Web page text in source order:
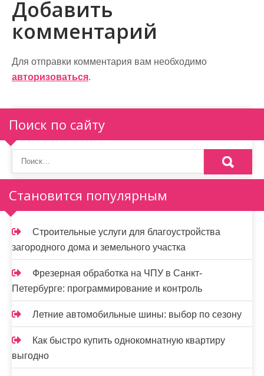
и
г
а
и
я
п
о
з
а
п
и
с
я
м
Добавить
комментарий
Для отправки комментария вам необходимо
авторизоваться.
Поиск по сайту
Становится популярным
Строительные услуги для благоустройства
загородного дома и земельного участка
Фрезерная обработка на ЧПУ в Санкт-
Петербурге: программирование и контроль
Летние автомобильные шины: выбор по сезону
Как быстро купить однокомнатную квартиру
выгодно